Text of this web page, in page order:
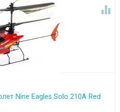

Nine Eagles Solo 210A Red